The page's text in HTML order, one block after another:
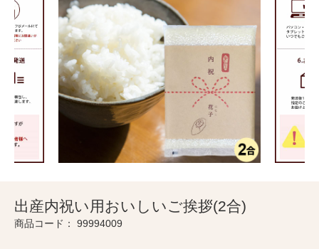
出産内祝い用おいしいご挨拶(2合)
商品コード： 99994009